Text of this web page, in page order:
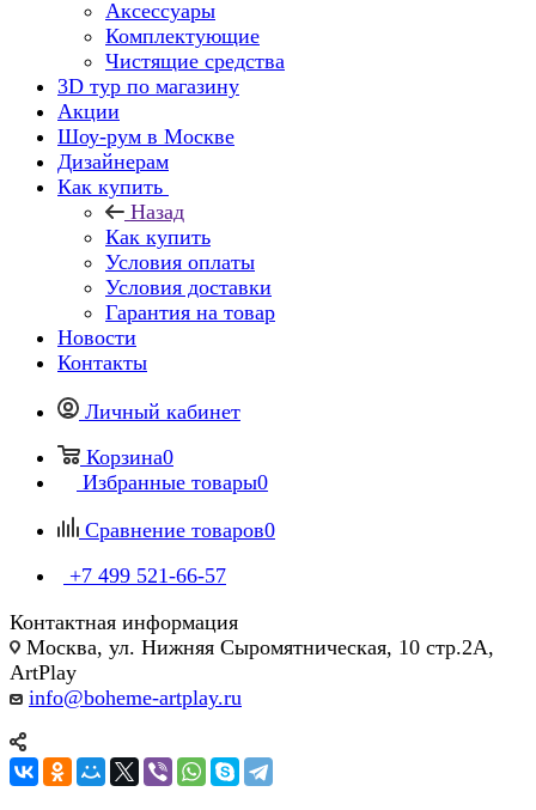
Аксессуары
Комплектующие
Чистящие средства
3D тур по магазину
Акции
Шоу-рум в Москве
Дизайнерам
Как купить
Назад
Как купить
Условия оплаты
Условия доставки
Гарантия на товар
Новости
Контакты
Личный кабинет
Корзина0
Избранные товары0
Сравнение товаров0
+7 499 521-66-57
Контактная информация
Москва, ул. Нижняя Сыромятническая, 10 стр.2А,
ArtPlay
info@boheme-artplay.ru